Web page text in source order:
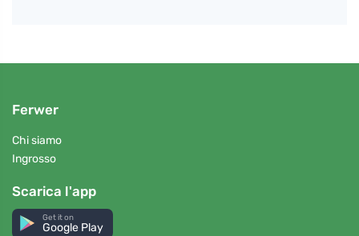
Ferwer
Chi siamo
Ingrosso
Scarica l'app
Get it on
Google Play